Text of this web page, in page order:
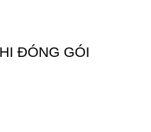
ĐÓNG GÓI